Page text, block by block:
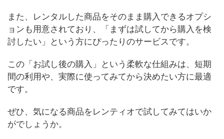
また、レンタルした商品をそのまま購入できるオプシ
ョンも用意されており、「まずは試してから購入を検
討したい」という方にぴったりのサービスです。
この「お試し後の購入」という柔軟な仕組みは、短期
間の利用や、実際に使ってみてから決めたい方に最適
です。
ぜひ、気になる商品をレンティオで試してみてはいか
がでしょうか。